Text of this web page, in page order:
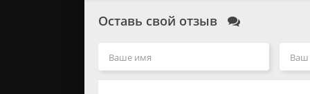
Оставь свой отзыв